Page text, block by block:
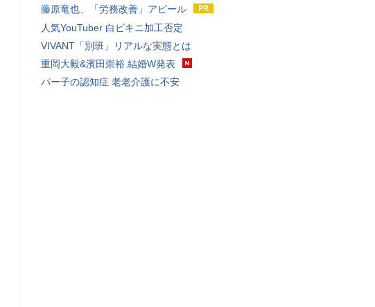
藤原竜也、「労務改善」アピール
人気YouTuber 白ビキニ加工否定
VIVANT「別班」リアルな実態とは
重岡大毅&濱田崇裕 結婚W発表
パー子の認知症 老老介護に不安